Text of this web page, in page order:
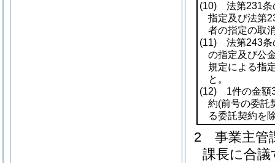
(10)法第231条
指定及び法第
者の指定の取
(11)法第243条
の指定及び公
規定による指
と。
(12)1件の金額
約(前号の委託
る委託契約を
2
事業主管
課長に合